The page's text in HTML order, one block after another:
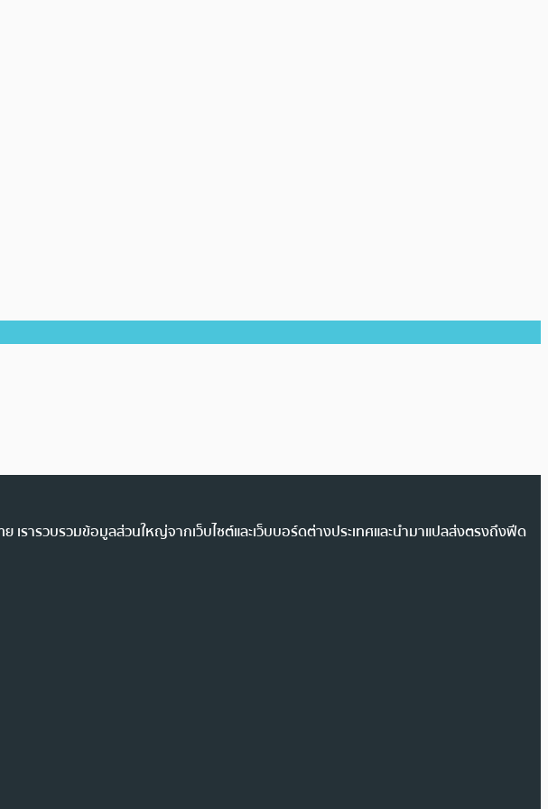
เรารวบรวมข้อมูลส่วนใหญ่จากเว็บไซต์และเว็บบอร์ดต่างประเทศและนำมาแปลส่งตรงถึงฟีด